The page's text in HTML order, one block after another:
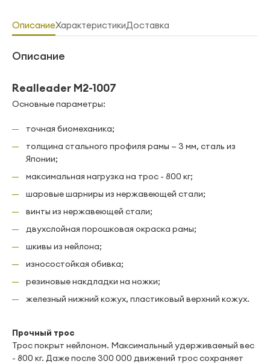
ОписаниеХарактеристикиДоставка
Описание
Realleader M2-1007
Основные параметры:
точная биомеханика;
толщина стального профиля рамы — 3 мм, сталь из
Японии;
максимальная нагрузка на трос - 800 кг;
шаровые шарниры из нержавеющей стали;
винты из нержавеющей стали;
двухслойная порошковая окраска рамы;
шкивы из нейлона;
износостойкая обивка;
резиновые накдладки на ножки;
железный нижний кожух, пластиковый верхний кожух.
Прочный трос
Трос покрыт нейлоном. Максимальный удерживаемый вес
- 800 кг. Даже после 300 000 движений трос сохраняет